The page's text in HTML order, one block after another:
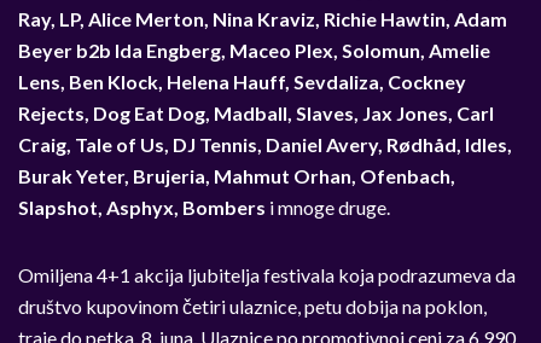
Ray, LP, Alice Merton, Nina Kraviz, Richie Hawtin, Adam
Beyer b2b Ida Engberg, Maceo Plex, Solomun, Amelie
Lens, Ben Klock, Helena Hauff, Sevdaliza, Cockney
Rejects, Dog Eat Dog, Madball, Slaves, Jax Jones, Carl
Craig, Tale of Us, DJ Tennis, Daniel Avery, Rødhåd, Idles,
Burak Yeter, Brujeria, Mahmut Orhan, Ofenbach,
Slapshot, Asphyx, Bombers i mnoge druge.
Omiljena 4+1 akcija ljubitelja festivala koja podrazumeva da
društvo kupovinom četiri ulaznice, petu dobija na poklon,
traje do petka, 8. juna. Ulaznice po promotivnoj ceni za 6.990